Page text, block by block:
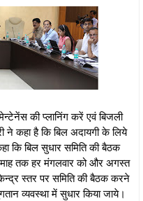
की प्लानिंग करें एवं बिजली
ने कहा है कि बिल अदायगी के लिये
कि बिल सुधार समिति की बैठक
माह तक हर मंगलवार को और अगस्त
स्तर पर समिति की बैठक करने
व्यवस्था में सुधार किया जाये।